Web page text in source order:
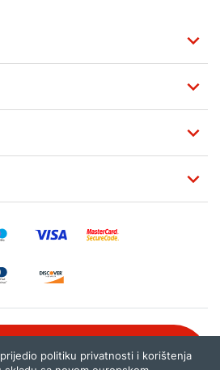
politiku privatnosti i korištenja